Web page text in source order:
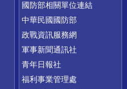
國防部相關單位連結
中華民國國防部
政戰資訊服務網
軍事新聞通訊社
青年日報社
福利事業管理處